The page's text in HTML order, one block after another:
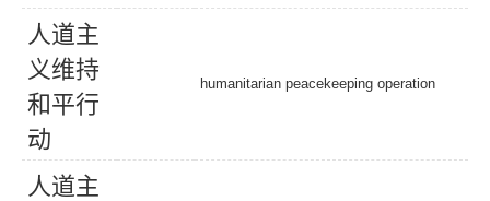
人道主
义维持
和平行
动
humanitarian peacekeeping operation
人道主